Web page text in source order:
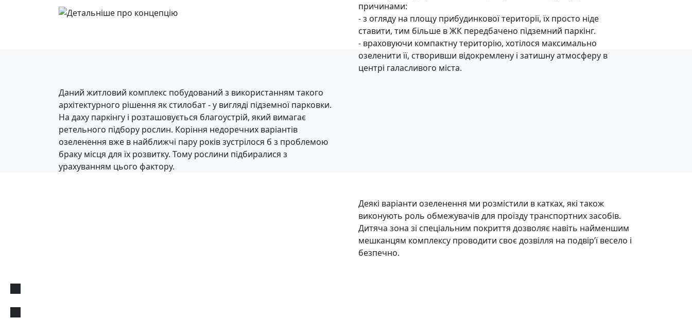
причинами:
- з огляду на площу прибудинкової території, їх просто ніде
ставити, тим більше в ЖК передбачено підземний паркінг.
- враховуючи компактну територію, хотілося максимально
озеленити її, створивши відокремлену і затишну атмосферу в
центрі галасливого міста.
Даний житловий комплекс побудований з використанням такого
архітектурного рішення як стилобат - у вигляді підземної парковки.
На даху паркінгу і розташовується благоустрій, який вимагає
ретельного підбору рослин. Коріння недоречних варіантів
озеленення вже в найближчі пару років зустрілося б з проблемою
браку місця для їх розвитку. Тому рослини підбиралися з
урахуванням цього фактору.
Деякі варіанти озеленення ми розмістили в катках, які також
виконують роль обмежувачів для проїзду транспортних засобів.
Дитяча зона зі спеціальним покриття дозволяє навіть найменшим
мешканцям комплексу проводити своє дозвілля на подвір’ї весело і
безпечно.